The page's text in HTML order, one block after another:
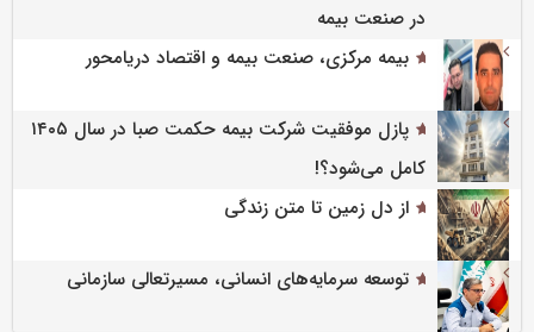
در صنعت بیمه
بیمه مرکزی، صنعت بیمه و اقتصاد دریامحور
پازل موفقیت شرکت بیمه حکمت صبا در سال ۱۴۰۵
کامل می‌شود؟!
از دل زمین تا متن زندگی
توسعه سرمایه‌های انسانی، مسیرتعالی سازمانی